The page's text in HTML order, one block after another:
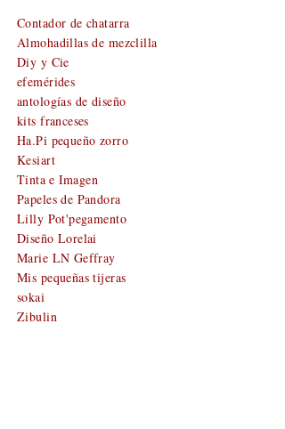
Contador de chatarra
Almohadillas de mezclilla
Diy y Cie
efemérides
antologías de diseño
kits franceses
Ha.Pi pequeño zorro
Kesiart
Tinta e Imagen
Papeles de Pandora
Lilly Pot'pegamento
Diseño Lorelai
Marie LN Geffray
Mis pequeñas tijeras
sokai
Zibulin